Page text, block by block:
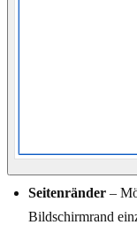
Seitenränder –
Bildschirmrand